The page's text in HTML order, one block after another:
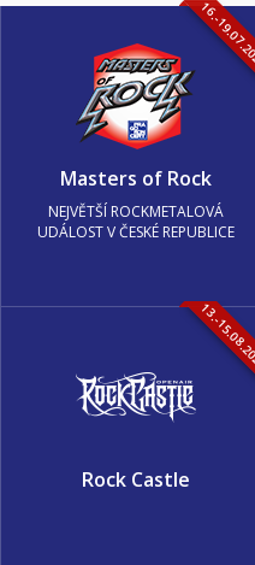
16.-
Masters of Rock
NEJVĚTŠÍ ROCKMETALOVÁ
UDÁLOST V ČESKÉ REPUBLICE
13.-
Rock Castle